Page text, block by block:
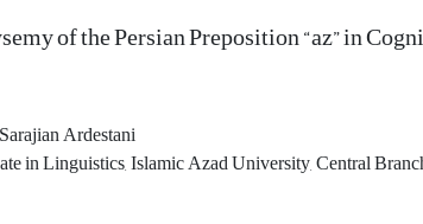
of the Persian Preposition “az” in
Ardestani
in Linguistics, Islamic Azad University, Central